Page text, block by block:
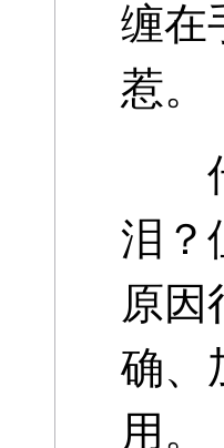
缠在
惹。
传
泪？
原因
确、
用。